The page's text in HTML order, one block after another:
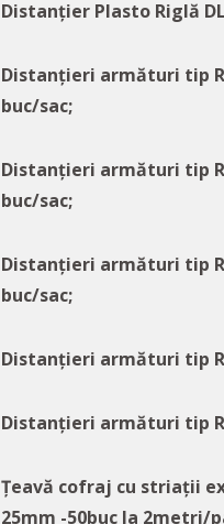
Distanțier Plasto Riglă
Distanțieri armături tip
buc/sac;
Distanțieri armături tip
buc/sac;
Distanțieri armături tip
buc/sac;
Distanțieri armături tip
Distanțieri armături tip
Țeavă cofraj cu striații
25mm -50buc la 2metri/